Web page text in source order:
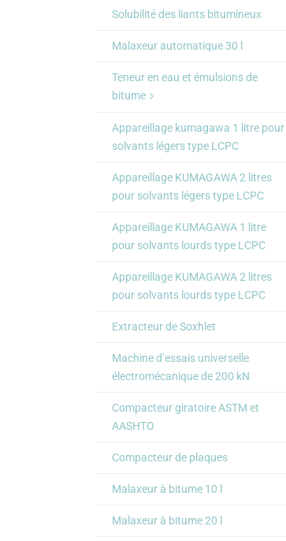
Solubilité des liants bitumineux
Malaxeur automatique 30 l
Teneur en eau et émulsions de
bitume
Appareillage kumagawa 1 litre pour
solvants légers type LCPC
Appareillage KUMAGAWA 2 litres
pour solvants légers type LCPC
Appareillage KUMAGAWA 1 litre
pour solvants lourds type LCPC
Appareillage KUMAGAWA 2 litres
pour solvants lourds type LCPC
Extracteur de Soxhlet
Machine d’essais universelle
électromécanique de 200 kN
Compacteur giratoire ASTM et
AASHTO
Compacteur de plaques
Malaxeur à bitume 10 l
Malaxeur à bitume 20 l